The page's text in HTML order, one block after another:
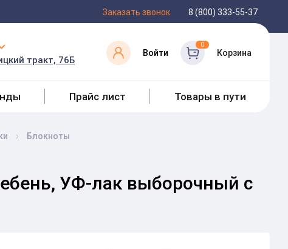
Заказать звонок 8 (800) 333-55-37
тракт, 76Б
Войти
0
Корзина
Прайс лист Товары в пути
Блокноты
УФ-лак выборочный с